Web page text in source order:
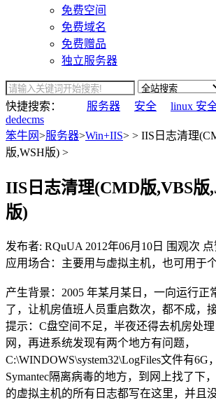
免费空间
免费域名
免费赠品
独立服务器
快捷搜索： 服务器 安全 linux 安
dedecms
笨牛网>服务器>Win+IIS> > IIS日志清理
版,WSH版) >
IIS日志清理(CMD版,VBS版
版)
发布者: RQuUA 2012年06月10日 围观次
应用场合：主要用与虚拟主机，也可用于
产生背景：2005 年某月某日，一向运行正
了，让机房值班人员重启数次，都不成，
提示：C盘空间不足，半夜还得去机房处
网，再进系统发现有两个地方有问题，
C:\WINDOWS\system32\LogFiles文件有6G
Symantec隔离病毒的地方，到网上找了下
的虚拟主机的所有日志都写在这里，并且